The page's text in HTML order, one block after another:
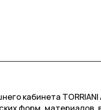
кабинета TORRIANI